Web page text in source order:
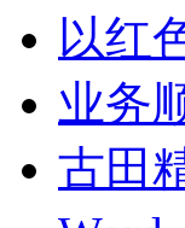
以红
业务
古田